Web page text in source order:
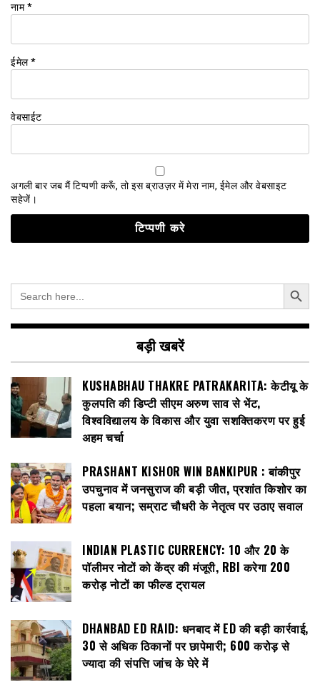
नाम*
ईमेल*
वेबसाईट
अगली बार जब मैं टिप्पणी करूँ, तो इस ब्राउज़र में मेरा नाम, ईमेल और वेबसाइट
सहेजें।
Search
for:
Search Button
बड़ी खबरें
KUSHABHAU THAKRE PATRAKARITA: केटीयू के
कुलपति की डिप्टी सीएम अरुण साव से भेंट,
विश्वविद्यालय के विकास और युवा सशक्तिकरण पर हुई
अहम चर्चा
PRASHANT KISHOR WIN BANKIPUR : बांकीपुर
उपचुनाव में जनसुराज की बड़ी जीत, प्रशांत किशोर का
पहला बयान; सम्राट चौधरी के नेतृत्व पर उठाए सवाल
INDIAN PLASTIC CURRENCY: ₹10 और ₹20 के
पॉलीमर नोटों को केंद्र की मंजूरी, RBI करेगा 200
करोड़ नोटों का फील्ड ट्रायल
DHANBAD ED RAID: धनबाद में ED की बड़ी कार्रवाई,
30 से अधिक ठिकानों पर छापेमारी; 600 करोड़ से
ज्यादा की संपत्ति जांच के घेरे में